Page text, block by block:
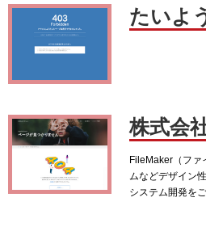
たいよ
株式会
FileMaker（ファ
ムなどデザイン
システム開発を